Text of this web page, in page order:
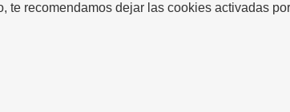
te recomendamos dejar las cookies activadas